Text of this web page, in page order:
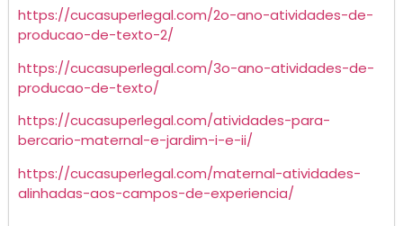
https://cucasuperlegal.com/2o-ano-atividades-de-
producao-de-texto-2/
https://cucasuperlegal.com/3o-ano-atividades-de-
producao-de-texto/
https://cucasuperlegal.com/atividades-para-
bercario-maternal-e-jardim-i-e-ii/
https://cucasuperlegal.com/maternal-atividades-
alinhadas-aos-campos-de-experiencia/